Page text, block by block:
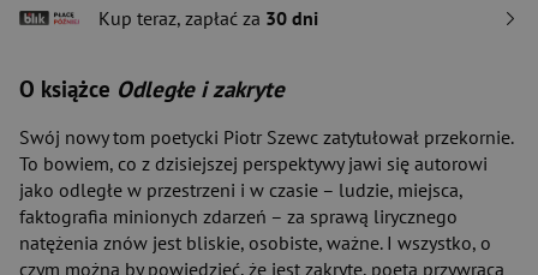
Kup teraz, zapłać za 30 dni
O książce Odległe i zakryte
Swój nowy tom poetycki Piotr Szewc zatytułował przekornie.
To bowiem, co z dzisiejszej perspektywy jawi się autorowi
jako odległe w przestrzeni i w czasie – ludzie, miejsca,
faktografia minionych zdarzeń – za sprawą lirycznego
natężenia znów jest bliskie, osobiste, ważne. I wszystko, o
czym można by powiedzieć, że jest zakryte, poeta przywraca